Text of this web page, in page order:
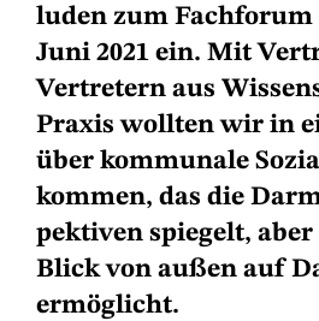
luden zum Fachforum
Juni 2021 ein. Mit
Ver­tretern aus
Praxis wollten wir in
über kommunale
kommen, das die
pektiven spiegelt,
Blick von außen auf
ermöglicht.